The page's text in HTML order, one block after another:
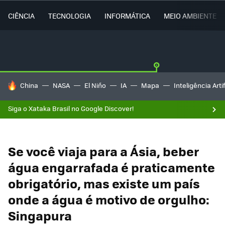
CIÊNCIA TECNOLOGIA INFORMÁTICA MEIO AMBIENTE
TENDÊNCIAS DO DIA
China NASA El Niño IA Mapa Inteligência
Siga o Xataka Brasil no Google Discover!
Se você viaja para a Ásia, beber
água engarrafada é praticamente
obrigatório, mas existe um país
onde a água é motivo de orgulho:
Singapura